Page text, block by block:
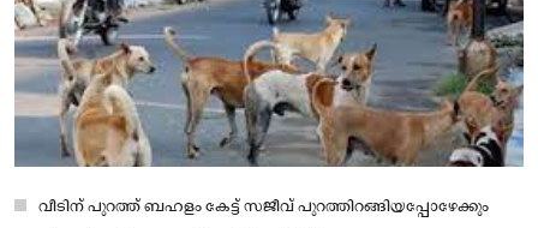
വീടിന് പുറത്ത് ബഹളം കേട്ട് സജീവ് പുറത്തിറങ്ങിയപ്പോഴേക്കും